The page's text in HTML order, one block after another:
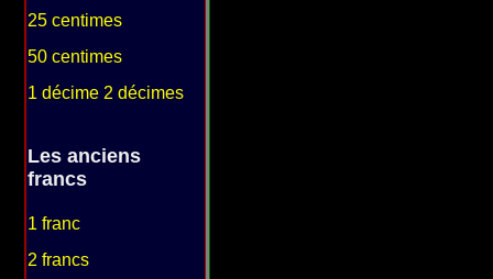
25 centimes
50 centimes
1 décime 2 décimes
Les anciens
francs
1 franc
2 francs